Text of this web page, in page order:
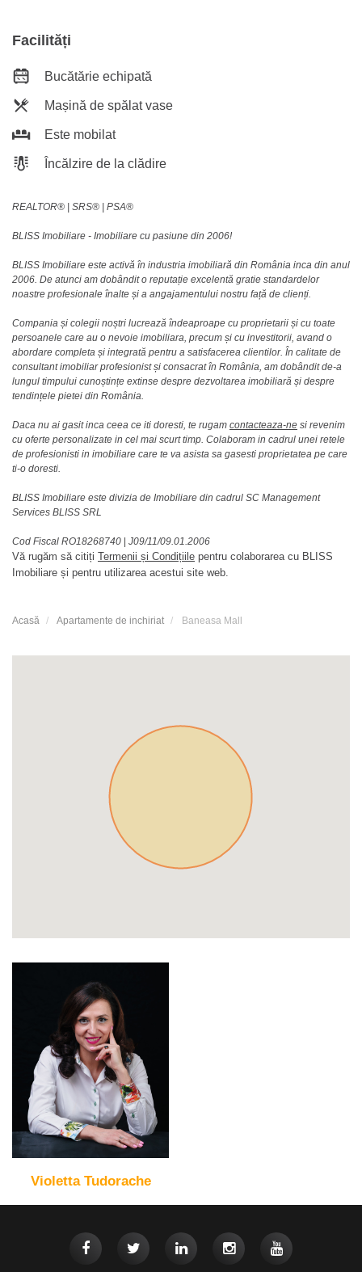
Facilități
Bucătărie echipată
Mașină de spălat vase
Este mobilat
Încălzire de la clădire
REALTOR®️ | SRS®️ | PSA®️
BLISS Imobiliare - Imobiliare cu pasiune din 2006!
BLISS Imobiliare este activă în industria imobiliară din România inca din anul
2006. De atunci am dobândit o reputație excelentă gratie standardelor
noastre profesionale înalte și a angajamentului nostru față de clienți.
Compania și colegii noștri lucrează îndeaproape cu proprietarii și cu toate
persoanele care au o nevoie imobiliara, precum și cu investitorii, avand o
abordare completa și integrată pentru a satisfacerea clientilor. În calitate de
consultant imobiliar profesionist și consacrat în România, am dobândit de-a
lungul timpului cunoștințe extinse despre dezvoltarea imobiliară și despre
tendințele pietei din România.
Daca nu ai gasit inca ceea ce iti doresti, te rugam contacteaza-ne si revenim
cu oferte personalizate in cel mai scurt timp. Colaboram in cadrul unei retele
de profesionisti in imobiliare care te va asista sa gasesti proprietatea pe care
ti-o doresti.
BLISS Imobiliare este divizia de Imobiliare din cadrul SC Management
Services BLISS SRL
Cod Fiscal RO18268740 | J09/11/09.01.2006
Vă rugăm să citiți Termenii și Condițiile pentru colaborarea cu BLISS
Imobiliare și pentru utilizarea acestui site web.
Acasă Apartamente de inchiriat Baneasa Mall
Violetta Tudorache